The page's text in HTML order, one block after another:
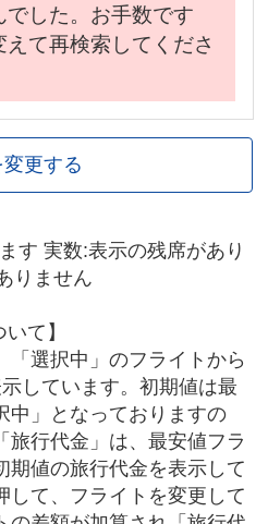
でした。お手数です
えて再検索してくださ
更する
す 実数:表示の残席があり
りません
て】
「選択中」のフライトから
しています。初期値は最
中」となっておりますの
旅行代金」は、最安値フラ
期値の旅行代金を表示して
して、フライトを変更して